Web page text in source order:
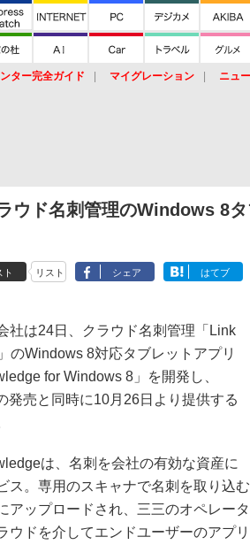
ター完全ガイド マイグレーション ニュ
ウド名刺管理のWindows 8
ト リスト シェア はてブ
社は24日、クラウド名刺管理「Link
のWindows 8対応タブレットアプリ
for Windows 8」を開発し、
発売と同時に10月26日より提供する
は、名刺を会社の有効な資産に
ス。専用のスキャナで名刺を取り込む
アップロードされ、三三のオペレー
ウドを介してエンドユーザーのアプ